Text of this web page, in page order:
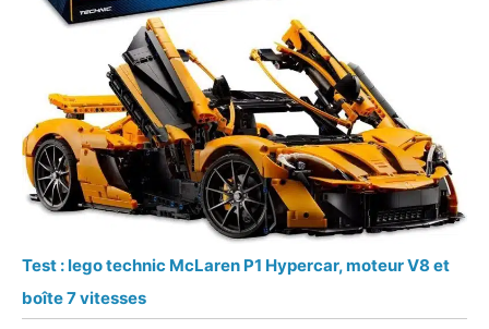
Test : lego technic McLaren P1 Hypercar, moteur V8 et
boîte 7 vitesses